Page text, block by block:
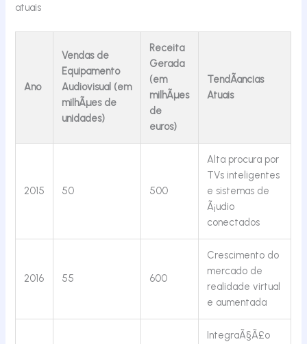
atuais
Ano
Vendas de
Equipamento
Audiovisual (em
milhÃµes de
unidades)
Receita
Gerada
(em
milhÃµes
de
euros)
TendÃªncias
Atuais
2015 50 500
Alta procura por
TVs inteligentes
e sistemas de
Ã¡udio
conectados
2016 55 600
Crescimento do
mercado de
realidade virtual
e aumentada
IntegraÃ§Ã£o